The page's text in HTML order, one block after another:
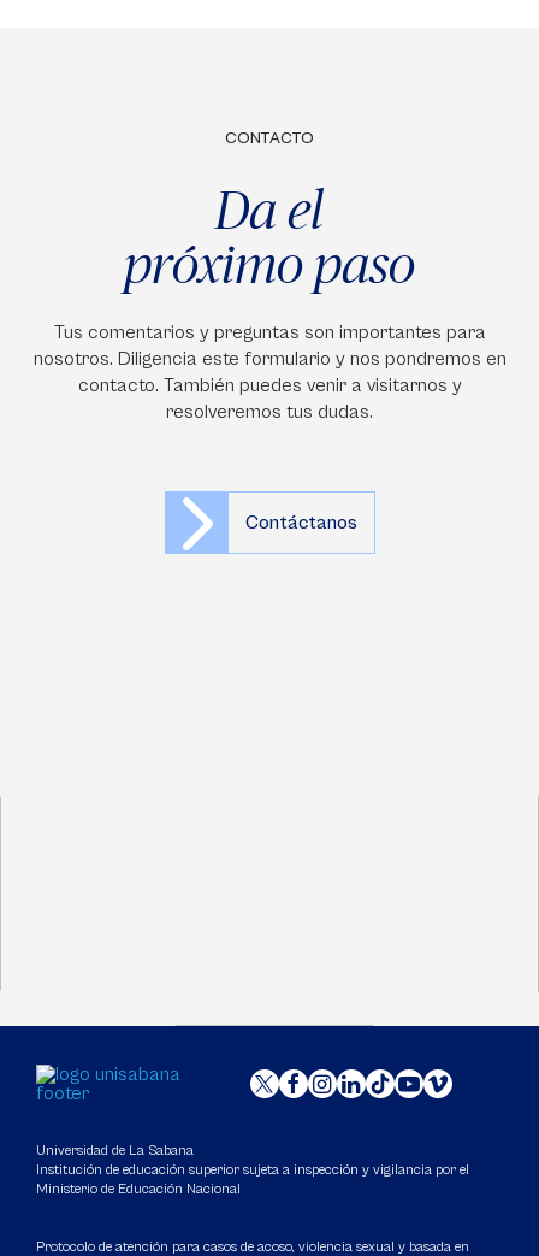
CONTACTO
Da el
próximo paso
Tus comentarios y preguntas son importantes para
nosotros. Diligencia este formulario y nos pondremos en
contacto. También puedes venir a visitarnos y
resolveremos tus dudas.
Contáctanos
Universidad de La Sabana
Institución de educación superior sujeta a inspección y vigilancia por el
Ministerio de Educación Nacional
Protocolo de atención para casos de acoso, violencia sexual y basada en